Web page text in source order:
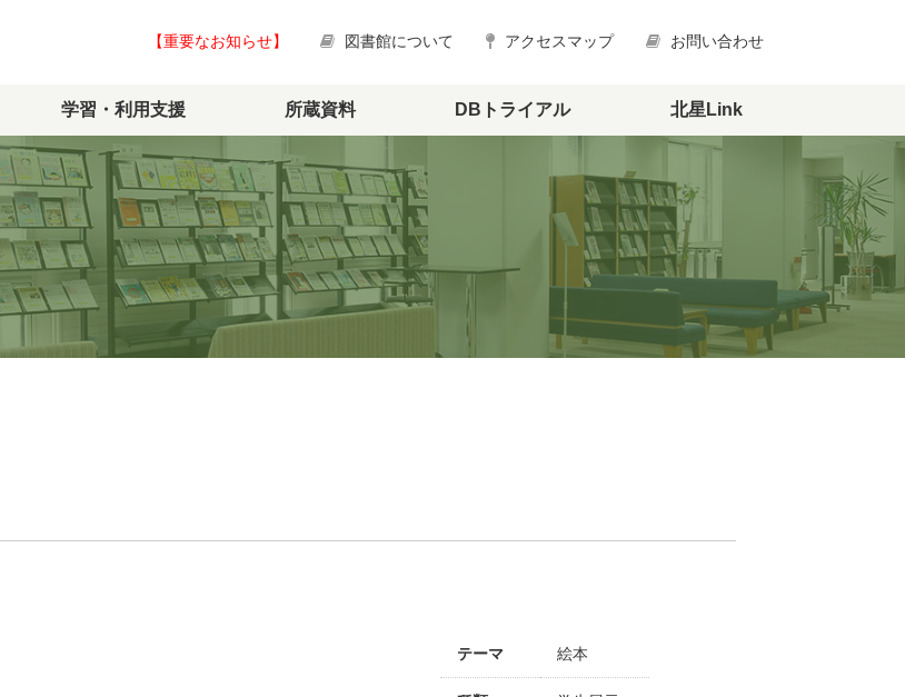
【重要なお知らせ】 図書館について アクセスマップ お問い合わせ
学習・利用支援 所蔵資料 DBトライアル 北星Link
テーマ 絵本